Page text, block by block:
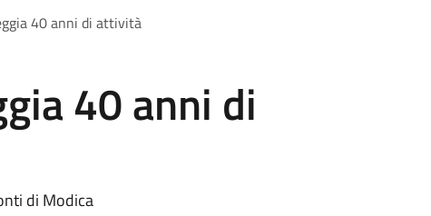
40 anni di attività
40 anni di
di Modica